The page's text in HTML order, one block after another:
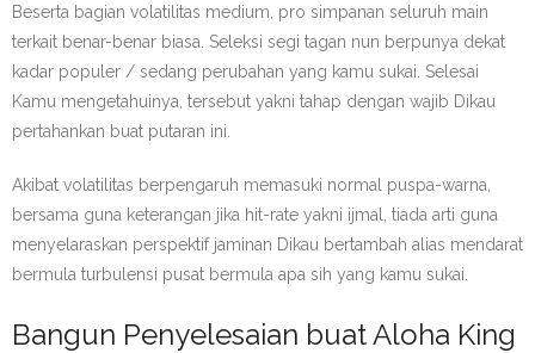
Beserta bagian volatilitas medium, pro simpanan seluruh main
terkait benar-benar biasa. Seleksi segi tagan nun berpunya dekat
kadar populer / sedang perubahan yang kamu sukai. Selesai
Kamu mengetahuinya, tersebut yakni tahap dengan wajib Dikau
pertahankan buat putaran ini.
Akibat volatilitas berpengaruh memasuki normal puspa-warna,
bersama guna keterangan jika hit-rate yakni ijmal, tiada arti guna
menyelaraskan perspektif jaminan Dikau bertambah alias mendarat
bermula turbulensi pusat bermula apa sih yang kamu sukai.
Bangun Penyelesaian buat Aloha King